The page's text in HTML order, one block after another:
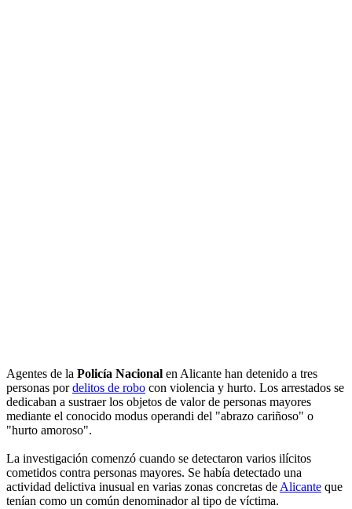
Agentes de la Policía Nacional en Alicante han detenido a tres
personas pordelitos de robo con violencia y hurto. Los arrestados se
dedicaban a sustraer los objetos de valor de personas mayores
mediante el conocido modus operandi del "abrazo cariñoso" o
"hurto amoroso".
La investigación comenzó cuando se detectaron varios ilícitos
cometidos contra personas mayores. Se había detectado una
actividad delictiva inusual en varias zonas concretas de Alicante que
tenían como un común denominador al tipo de víctima.